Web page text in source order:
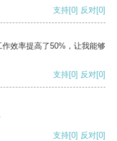
支持[0] 反对[0]
效率提高了50%，让我能够
支持[0] 反对[0]
支持[0] 反对[0]